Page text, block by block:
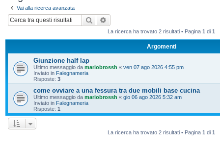
Vai alla ricerca avanzata
Cerca
La ricerca ha trovato 2 risultati • Pagina 1 di 1
Argomenti
Giunzione half lap
Ultimo messaggio da mariobrossh « ven 07 ago 2026 4:55 pm
Inviato in Falegnameria
Risposte: 3
come ovviare a una fessura tra due mobili base cucina
Ultimo messaggio da mariobrossh « gio 06 ago 2026 5:32 am
Inviato in Falegnameria
Risposte: 1
La ricerca ha trovato 2 risultati • Pagina 1 di 1